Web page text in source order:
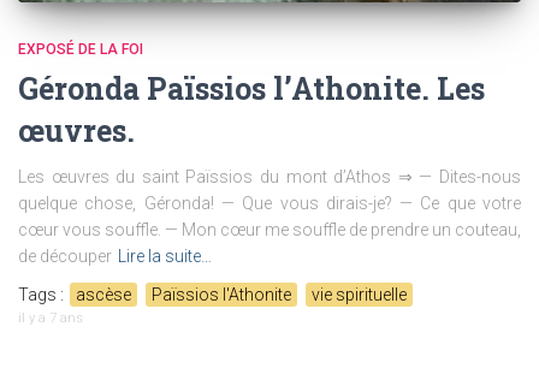
EXPOSÉ DE LA FOI
Géronda Païssios l’Athonite. Les
œuvres.
Les œuvres du saint Païssios du mont d’Athos ⇒ — Dites-nous
quelque chose, Géronda! — Que vous dirais-je? — Ce que votre
cœur vous souffle. — Mon cœur me souffle de prendre un couteau,
de découper Lire la suite…
Tags :
ascèse Païssios l'Athonite vie spirituelle
il y a 7 ans